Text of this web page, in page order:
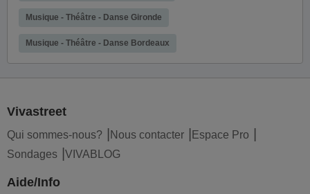
Musique - Théâtre - Danse Gironde
Musique - Théâtre - Danse Bordeaux
Vivastreet
Qui sommes-nous? Nous contacter
Espace Pro
Sondages
VIVABLOG
Aide/Info